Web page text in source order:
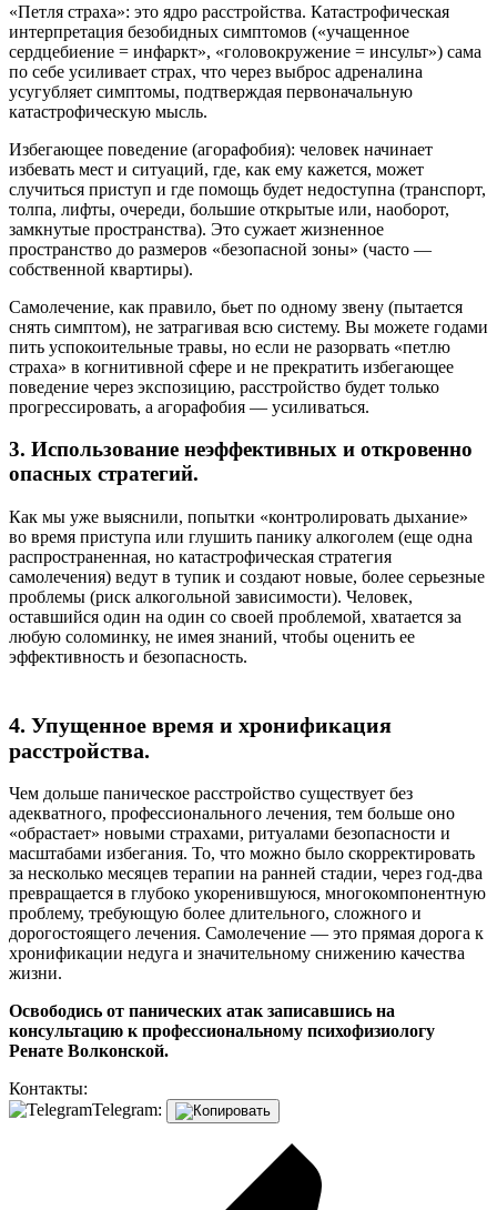
«Петля страха»: это ядро расстройства. Катастрофическая
интерпретация безобидных симптомов («учащенное
сердцебиение = инфаркт», «головокружение = инсульт») сама
по себе усиливает страх, что через выброс адреналина
усугубляет симптомы, подтверждая первоначальную
катастрофическую мысль.
Избегающее поведение (агорафобия): человек начинает
избевать мест и ситуаций, где, как ему кажется, может
случиться приступ и где помощь будет недоступна (транспорт,
толпа, лифты, очереди, большие открытые или, наоборот,
замкнутые пространства). Это сужает жизненное
пространство до размеров «безопасной зоны» (часто —
собственной квартиры).
Самолечение, как правило, бьет по одному звену (пытается
снять симптом), не затрагивая всю систему. Вы можете годами
пить успокоительные травы, но если не разорвать «петлю
страха» в когнитивной сфере и не прекратить избегающее
поведение через экспозицию, расстройство будет только
прогрессировать, а агорафобия — усиливаться.
3. Использование неэффективных и откровенно
опасных стратегий.
Как мы уже выяснили, попытки «контролировать дыхание»
во время приступа или глушить панику алкоголем (еще одна
распространенная, но катастрофическая стратегия
самолечения) ведут в тупик и создают новые, более серьезные
проблемы (риск алкогольной зависимости). Человек,
оставшийся один на один со своей проблемой, хватается за
любую соломинку, не имея знаний, чтобы оценить ее
эффективность и безопасность.
4. Упущенное время и хронификация
расстройства.
Чем дольше паническое расстройство существует без
адекватного, профессионального лечения, тем больше оно
«обрастает» новыми страхами, ритуалами безопасности и
масштабами избегания. То, что можно было скорректировать
за несколько месяцев терапии на ранней стадии, через год-два
превращается в глубоко укоренившуюся, многокомпонентную
проблему, требующую более длительного, сложного и
дорогостоящего лечения. Самолечение — это прямая дорога к
хронификации недуга и значительному снижению качества
жизни.
Освободись от панических атак записавшись на
консультацию к профессиональному психофизиологу
Ренате Волконской.
Контакты:
Telegram: